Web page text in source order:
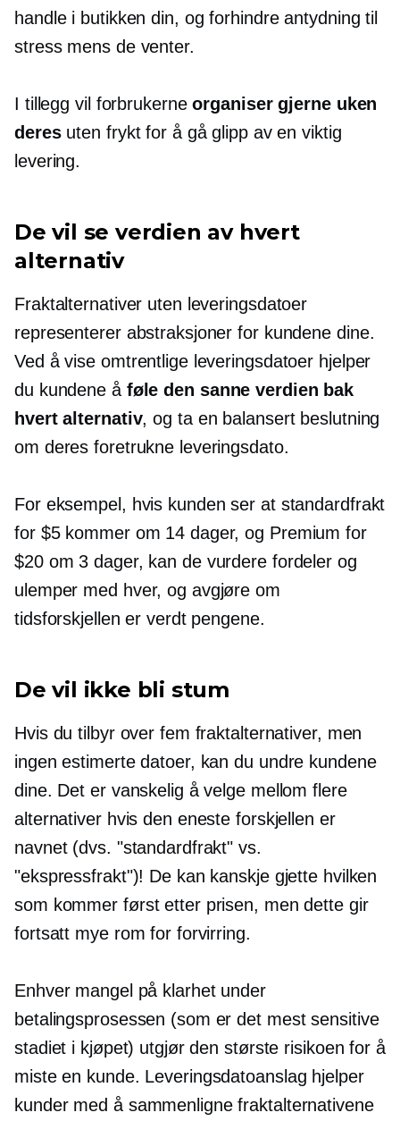
handle i butikken din, og forhindre antydning til
stress mens de venter.
I tillegg vil forbrukerneorganiser gjerne uken
deresuten frykt for å gå glipp av en viktig
levering.
De vil se verdien av hvert
alternativ
Fraktalternativer uten leveringsdatoer
representerer abstraksjoner for kundene dine.
Ved å vise omtrentlige leveringsdatoer hjelper
du kundene å føle den sanne verdien bak
hvert alternativ, og ta en balansert beslutning
om deres foretrukne leveringsdato.
For eksempel, hvis kunden ser at standardfrakt
for $5 kommer om 14 dager, og Premium for
$20 om 3 dager, kan de vurdere fordeler og
ulemper med hver, og avgjøre om
tidsforskjellen er verdt pengene.
De vil ikke bli stum
Hvis du tilbyr over fem fraktalternativer, men
ingen estimerte datoer, kan du undre kundene
dine. Det er vanskelig å velge mellom flere
alternativer hvis den eneste forskjellen er
navnet (dvs. "standardfrakt" vs.
"ekspressfrakt")! De kan kanskje gjette hvilken
som kommer først etter prisen, men dette gir
fortsatt mye rom for forvirring.
Enhver mangel på klarhet under
betalingsprosessen (som er det mest sensitive
stadiet i kjøpet) utgjør den største risikoen for å
miste en kunde. Leveringsdatoanslag hjelper
kunder med å sammenligne fraktalternativene